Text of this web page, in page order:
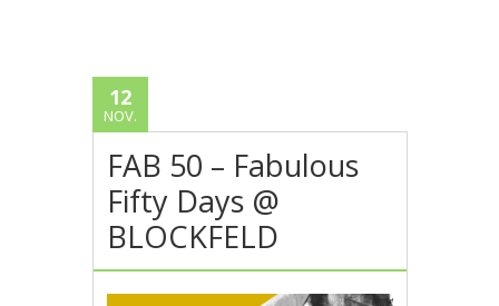
12
NOV.
FAB 50 – Fabulous
Fifty Days @
BLOCKFELD